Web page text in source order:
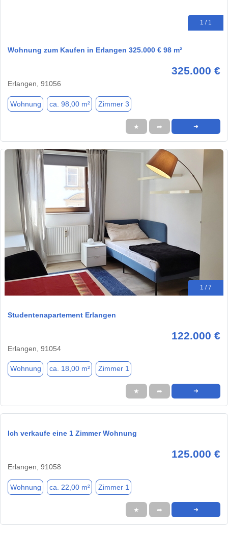
1 / 1
Wohnung zum Kaufen in Erlangen 325.000 € 98 m²
325.000 €
Erlangen, 91056
Wohnung ca. 98,00 m² Zimmer 3
★ ➦ ➜
1 / 7
Studentenapartement Erlangen
122.000 €
Erlangen, 91054
Wohnung ca. 18,00 m² Zimmer 1
★ ➦ ➜
Ich verkaufe eine 1 Zimmer Wohnung
125.000 €
Erlangen, 91058
Wohnung ca. 22,00 m² Zimmer 1
★ ➦ ➜